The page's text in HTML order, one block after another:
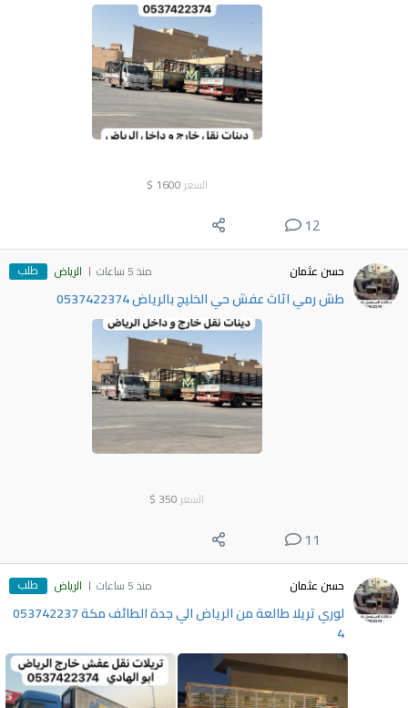
السعر 1600
$
12
حسن عثمان منذ 5 ساعات الرياض طلب
طش رمي اثاث عفش حي الخليج بالرياض 0537422374
السعر 350
$
11
حسن عثمان منذ 5 ساعات الرياض طلب
لوري تريلا طالعة من الرياض الي جدة الطائف مكة 053742237
4